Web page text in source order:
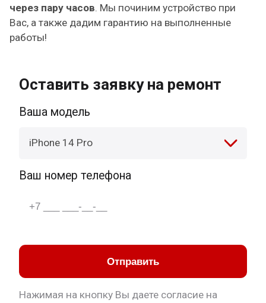
через пару часов. Мы починим устройство при
Вас, а также дадим гарантию на выполненные
работы!
Оставить заявку на ремонт
Ваша модель
iPhone 14 Pro
Ваш номер телефона
Отправить
Нажимая на кнопку Вы даете согласие на